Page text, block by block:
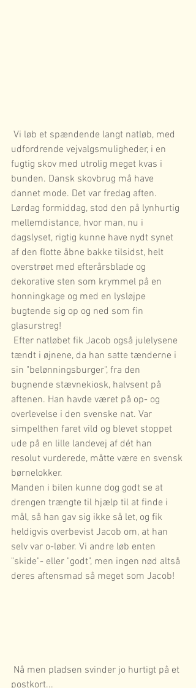
udfordrende vejvalgsmuligheder, i en
fugtig skov med utrolig meget kvas i
bunden. Dansk skovbrug må have
dannet mode. Det var fredag aften.
Lørdag formiddag, stod den på lynhurtig
mellemdistance, hvor man, nu i
dagslyset, rigtig kunne have nydt synet
af den flotte åbne bakke tilsidst, helt
overstrøet med efterårsblade og
dekorative sten som krymmel på en
honningkage og med en lysløjpe
bugtende sig op og ned som fin
glasurstreg!
tændt i øjnene, da han satte tænderne i
sin "belønningsburger", fra den
bugnende stævnekiosk, halvsent på
aftenen. Han havde været på op- og
overlevelse i den svenske nat. Var
simpelthen faret vild og blevet stoppet
ude på en lille landevej af dét han
resolut vurderede, måtte være en svensk
børnelokker.
Manden i bilen kunne dog godt se at
drengen trængte til hjælp til at finde i
mål, så han gav sig ikke så let, og fik
heldigvis overbevist Jacob om, at han
selv var o-løber. Vi andre løb enten
"skide"- eller "godt", men ingen nød altså
deres aftensmad så meget som Jacob!
postkort...